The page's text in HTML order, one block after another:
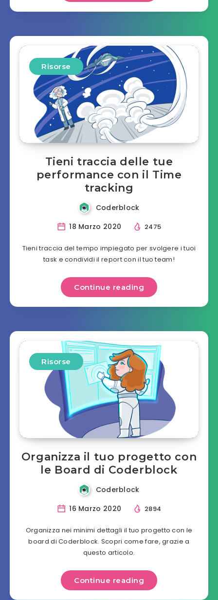
Risorse
Tieni traccia delle tue
performance con il Time
tracking
Coderblock
18 Marzo 2020
2475
Tieni traccia del tempo impiegato per svolgere i tuoi
task e condividi il report con il tuo team!
Continue reading
Risorse
Organizza il tuo progetto con
le Board di Coderblock
Coderblock
16 Marzo 2020
2894
Organizza nei minimi dettagli il tuo progetto con le
board di Coderblock. Scopri come fare, grazie a
questo articolo.
Continue reading